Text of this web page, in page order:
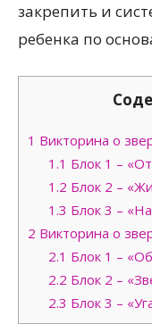
закрепить и
ребенка по
1 Викторина о
1.1 Блок 1 –
1.2 Блок 2 –
1.3 Блок 3 –
2 Викторина о
2.1 Блок 1 –
2.2 Блок 2 –
2.3 Блок 3 –